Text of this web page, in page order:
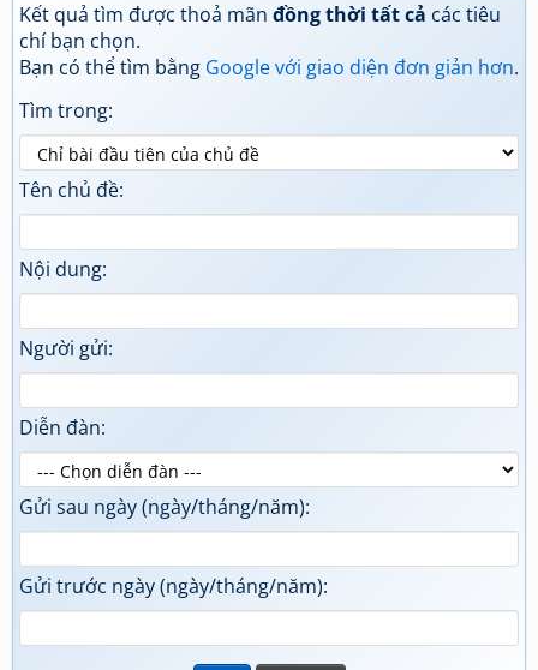
Kết quả tìm được thoả mãn đồng thời tất cả các tiêu
chí bạn chọn.
Bạn có thể tìm bằng Google với giao diện đơn giản hơn.
Tìm trong:
Tên chủ đề:
Nội dung:
Người gửi:
Diễn đàn:
Gửi sau ngày (ngày/tháng/năm):
Gửi trước ngày (ngày/tháng/năm):